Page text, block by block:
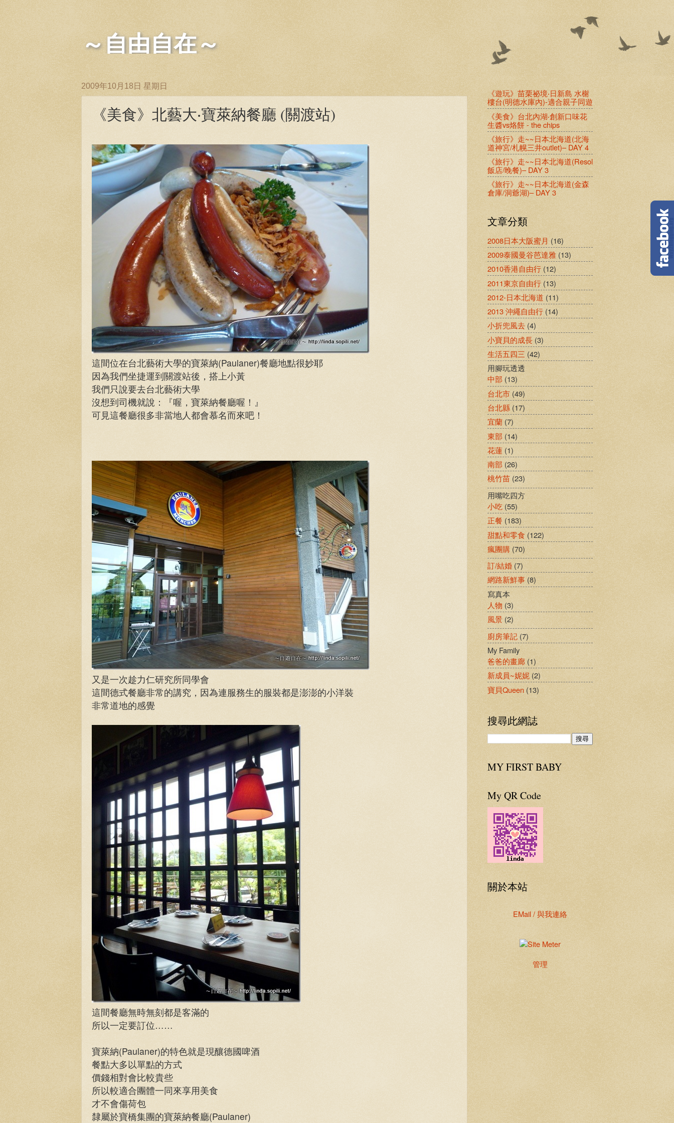
～自由自在～
2009年10月18日 星期日
《美食》北藝大‧寶萊納餐廳 (關渡站)
這間位在台北藝術大學的寶萊納(Paulaner)餐廳地點很妙耶
因為我們坐捷運到關渡站後，搭上小黃
我們只說要去台北藝術大學
沒想到司機就說：『喔，寶萊納餐廳喔！』
可見這餐廳很多非當地人都會慕名而來吧！
又是一次趁力仁研究所同學會
這間德式餐廳非常的講究，因為連服務生的服裝都是澎澎的小洋裝
非常道地的感覺
這間餐廳無時無刻都是客滿的
所以一定要訂位……
寶萊納(Paulaner)的特色就是現釀德國啤酒
餐點大多以單點的方式
價錢相對會比較貴些
所以較適合團體一同來享用美食
才不會傷荷包
隸屬於寶橋集團的寶萊納餐廳(Paulaner)
《遊玩》苗栗祕境‧日新島 水榭
樓台(明德水庫內)-適合親子同遊
《美食》台北內湖‧創新口味花
生醬vs烙餅 - the chips
《旅行》走~~日本北海道(北海
道神宮/札幌三井outlet)– DAY 4
《旅行》走~~日本北海道(Resol
飯店/晚餐)– DAY 3
《旅行》走~~日本北海道(金森
倉庫/洞爺湖)– DAY 3
文章分類
2008日本大阪蜜月 (16)
2009泰國曼谷芭達雅 (13)
2010香港自由行 (12)
2011東京自由行 (13)
2012-日本北海道 (11)
2013 沖繩自由行 (14)
小折兜風去 (4)
小寶貝的成長 (3)
生活五四三 (42)
用腳玩透透
中部 (13)
台北市 (49)
台北縣 (17)
宜蘭 (7)
東部 (14)
花蓮 (1)
南部 (26)
桃竹苗 (23)
用嘴吃四方
小吃 (55)
正餐 (183)
甜點和零食 (122)
瘋團購 (70)
訂/結婚 (7)
網路新鮮事 (8)
寫真本
人物 (3)
風景 (2)
廚房筆記 (7)
My Family
爸爸的畫廊 (1)
新成員~妮妮 (2)
寶貝Queen (13)
搜尋此網誌
MY FIRST BABY
My QR Code
關於本站
EMail / 與我連絡
管理